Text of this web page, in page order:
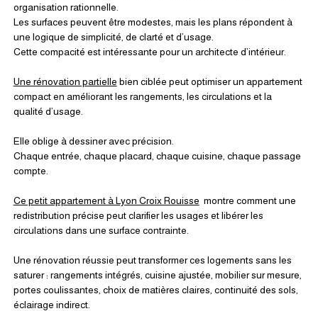
organisation rationnelle.
Les surfaces peuvent être modestes, mais les plans répondent à
une logique de simplicité, de clarté et d’usage.
Cette compacité est intéressante pour un architecte d’intérieur.
Une rénovation partielle bien ciblée peut optimiser un appartement
compact en améliorant les rangements, les circulations et la
qualité d’usage.
Elle oblige à dessiner avec précision.
Chaque entrée, chaque placard, chaque cuisine, chaque passage
compte.
Ce petit appartement à Lyon Croix Rouisse
  montre comment une
redistribution précise peut clarifier les usages et libérer les
circulations dans une surface contrainte.
Une rénovation réussie peut transformer ces logements sans les
saturer : rangements intégrés, cuisine ajustée, mobilier sur mesure,
portes coulissantes, choix de matières claires, continuité des sols,
éclairage indirect.